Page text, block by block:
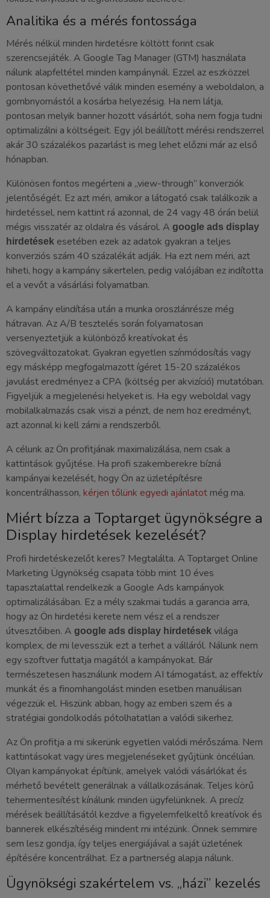
Analitika és a mérés fontossága
Mérés nélkül minden hirdetésre költött forint csak
szerencsejáték. A Google Tag Manager (GTM) használata
nálunk alapfeltétel minden kampánynál. Ezzel az eszközzel
pontosan követhetővé válik minden esemény a weboldalon, a
gombnyomástól a kosárba helyezésig. Ha nem látja,
pontosan melyik banner hozott vásárlót, soha nem fogja tudni
optimalizálni a költségeit. Egy jól beállított mérési rendszerrel
akár 30 százalékos pazarlást is meg lehet előzni már az első
hónapban.
Különösen fontos megérteni a „view-through” konverziók
jelentőségét. Ez azt méri, amikor a látogató csak találkozik a
hirdetéssel, nem kattint rá azonnal, de 24 vagy 48 órán belül
mégis visszatér az oldalra és vásárol. A google ads display
hirdetések esetében ezek az adatok gyakran a teljes
konverziós szám 40 százalékát adják. Ha ezt nem méri, azt
hiheti, hogy a kampány sikertelen, pedig valójában ez indította
el a vevőt a vásárlási folyamatban.
A kampány elindítása után a munka oroszlánrésze még
hátravan. Az A/B tesztelés során folyamatosan
versenyeztetjük a különböző kreatívokat és
szövegváltozatokat. Gyakran egyetlen színmódosítás vagy
egy másképp megfogalmazott ígéret 15-20 százalékos
javulást eredményez a CPA (költség per akvizíció) mutatóban.
Figyeljük a megjelenési helyeket is. Ha egy weboldal vagy
mobilalkalmazás csak viszi a pénzt, de nem hoz eredményt,
azt azonnal ki kell zárni a rendszerből.
A célunk az Ön profitjának maximalizálása, nem csak a
kattintások gyűjtése. Ha profi szakemberekre bízná
kampányai kezelését, hogy Ön az üzletépítésre
koncentrálhasson, kérjen tőlünk egyedi ajánlatot még ma.
Miért bízza a Toptarget ügynökségre a
Display hirdetések kezelését?
Profi hirdetéskezelőt keres? Megtalálta. A Toptarget Online
Marketing Ügynökség csapata több mint 10 éves
tapasztalattal rendelkezik a Google Ads kampányok
optimalizálásában. Ez a mély szakmai tudás a garancia arra,
hogy az Ön hirdetési kerete nem vész el a rendszer
útvesztőiben. A google ads display hirdetések világa
komplex, de mi levesszük ezt a terhet a válláról. Nálunk nem
egy szoftver futtatja magától a kampányokat. Bár
természetesen használunk modern AI támogatást, az effektív
munkát és a finomhangolást minden esetben manuálisan
végezzük el. Hiszünk abban, hogy az emberi szem és a
stratégiai gondolkodás pótolhatatlan a valódi sikerhez.
Az Ön profitja a mi sikerünk egyetlen valódi mérőszáma. Nem
kattintásokat vagy üres megjelenéseket gyűjtünk öncélúan.
Olyan kampányokat építünk, amelyek valódi vásárlókat és
mérhető bevételt generálnak a vállalkozásának. Teljes körű
tehermentesítést kínálunk minden ügyfelünknek. A precíz
mérések beállításától kezdve a figyelemfelkeltő kreatívok és
bannerek elkészítéséig mindent mi intézünk. Önnek semmire
sem lesz gondja, így teljes energiájával a saját üzletének
építésére koncentrálhat. Ez a partnerség alapja nálunk.
Ügynökségi szakértelem vs. „házi” kezelés